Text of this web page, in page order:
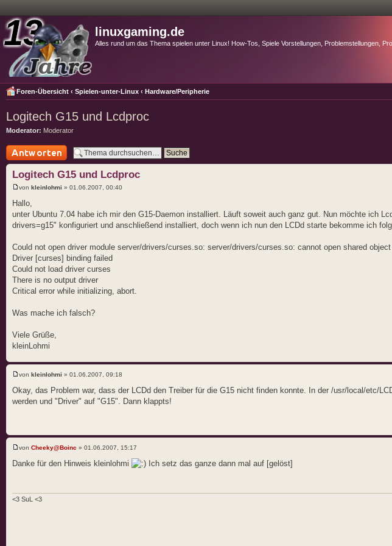
linuxgaming.de
Alles rund um das Thema spielen unter Linux! How-Tos, Spiele Vorstellungen, Problemstellungen,
Foren-Übersicht ‹ Spielen-unter-Linux ‹ Hardware/Peripherie
Logitech G15 und Lcdproc
Moderator: Moderator
Antwort schreiben
Logitech G15 und Lcdproc
von kleinlohmi » 01.06.2007, 00:40
Hallo,
unter Ubuntu 7.04 habe ich mir den G15-Daemon installiert. Läuft soweit auch ganz gut. Nun möchte ich
drivers=g15" konfiguriert und anschließend installiert, doch wenn ich nun den LCDd starte bekomme ich
Could not open driver module server/drivers/curses.so: server/drivers/curses.so: cannot open shared
Driver [curses] binding failed
Could not load driver curses
There is no output driver
Critical error while initializing, abort.
Was mache ich falsch?
Viele Grüße,
kleinLohmi
von kleinlohmi » 01.06.2007, 09:18
Okay, das Problem war, dass der LCDd den Treiber für die G15 nicht finden konnte. In der /usr/local/etc/
werden und "Driver" auf "G15". Dann klappts!
von Cheeky@Boinc » 01.06.2007, 15:17
Danke für den Hinweis kleinlohmi Ich setz das ganze dann mal auf [gelöst]
<3 SuL <3